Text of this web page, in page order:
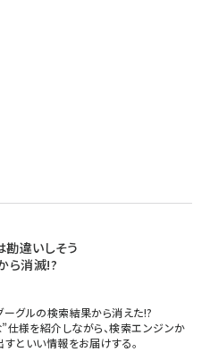
違いしそう
ら消滅!?
ーグルの検索結果から消えた!?
様を紹介しながら、検索エンジンか
といい情報をお届けする。